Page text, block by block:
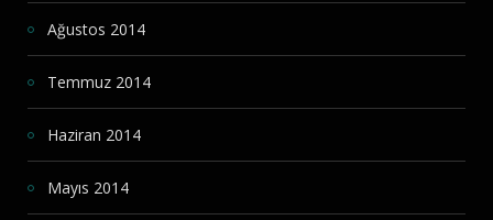
Ağustos 2014
Temmuz 2014
Haziran 2014
Mayıs 2014